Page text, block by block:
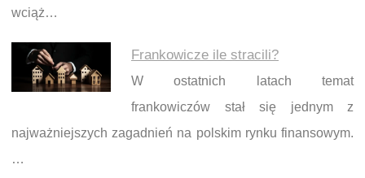
wciąż…
Frankowicze ile stracili?
W ostatnich latach temat
frankowiczów stał się jednym z
najważniejszych zagadnień na polskim rynku finansowym.
…